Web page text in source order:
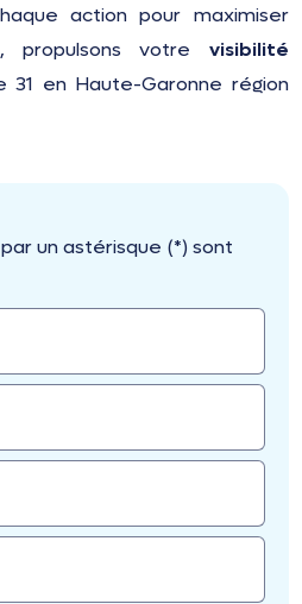
action pour maximiser
propulsons votre visibilité
31 en Haute-Garonne région
un astérisque (*) sont